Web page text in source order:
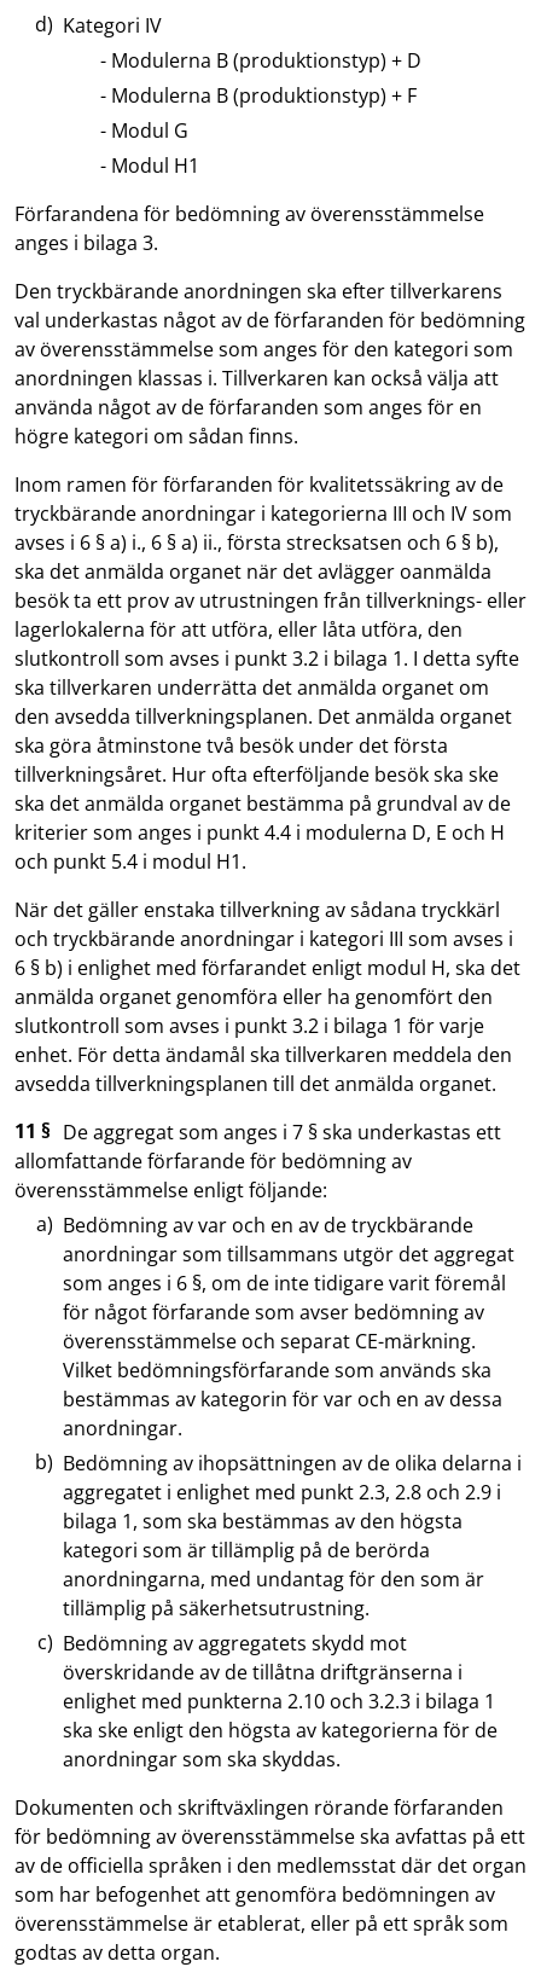
Kategori IV
Modulerna B (produktionstyp) + D
Modulerna B (produktionstyp) + F
Modul G
Modul H1
Förfarandena för bedömning av överensstämmelse
anges i bilaga 3.
Den tryckbärande anordningen ska efter tillverkarens
val underkastas något av de förfaranden för bedömning
av överensstämmelse som anges för den kategori som
anordningen klassas i. Tillverkaren kan också välja att
använda något av de förfaranden som anges för en
högre kategori om sådan finns.
Inom ramen för förfaranden för kvalitetssäkring av de
tryckbärande anordningar i kategorierna III och IV som
avses i 6 § a) i., 6 § a) ii., första strecksatsen och 6 § b),
ska det anmälda organet när det avlägger oanmälda
besök ta ett prov av utrustningen från tillverknings- eller
lagerlokalerna för att utföra, eller låta utföra, den
slutkontroll som avses i punkt 3.2 i bilaga 1. I detta syfte
ska tillverkaren underrätta det anmälda organet om
den avsedda tillverkningsplanen. Det anmälda organet
ska göra åtminstone två besök under det första
tillverkningsåret. Hur ofta efterföljande besök ska ske
ska det anmälda organet bestämma på grundval av de
kriterier som anges i punkt 4.4 i modulerna D, E och H
och punkt 5.4 i modul H1.
När det gäller enstaka tillverkning av sådana tryckkärl
och tryckbärande anordningar i kategori III som avses i
6 § b) i enlighet med förfarandet enligt modul H, ska det
anmälda organet genomföra eller ha genomfört den
slutkontroll som avses i punkt 3.2 i bilaga 1 för varje
enhet. För detta ändamål ska tillverkaren meddela den
avsedda tillverkningsplanen till det anmälda organet.
11 § De aggregat som anges i 7 § ska underkastas ett
allomfattande förfarande för bedömning av
överensstämmelse enligt följande:
Bedömning av var och en av de tryckbärande
anordningar som tillsammans utgör det aggregat
som anges i 6 §, om de inte tidigare varit föremål
för något förfarande som avser bedömning av
överensstämmelse och separat CE-märkning.
Vilket bedömningsförfarande som används ska
bestämmas av kategorin för var och en av dessa
anordningar.
Bedömning av ihopsättningen av de olika delarna i
aggregatet i enlighet med punkt 2.3, 2.8 och 2.9 i
bilaga 1, som ska bestämmas av den högsta
kategori som är tillämplig på de berörda
anordningarna, med undantag för den som är
tillämplig på säkerhetsutrustning.
Bedömning av aggregatets skydd mot
överskridande av de tillåtna driftgränserna i
enlighet med punkterna 2.10 och 3.2.3 i bilaga 1
ska ske enligt den högsta av kategorierna för de
anordningar som ska skyddas.
Dokumenten och skriftväxlingen rörande förfaranden
för bedömning av överensstämmelse ska avfattas på ett
av de officiella språken i den medlemsstat där det organ
som har befogenhet att genomföra bedömningen av
överensstämmelse är etablerat, eller på ett språk som
godtas av detta organ.